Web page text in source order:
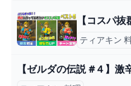
ティアキン